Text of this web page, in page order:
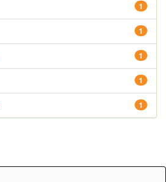
1
1
1
1
1